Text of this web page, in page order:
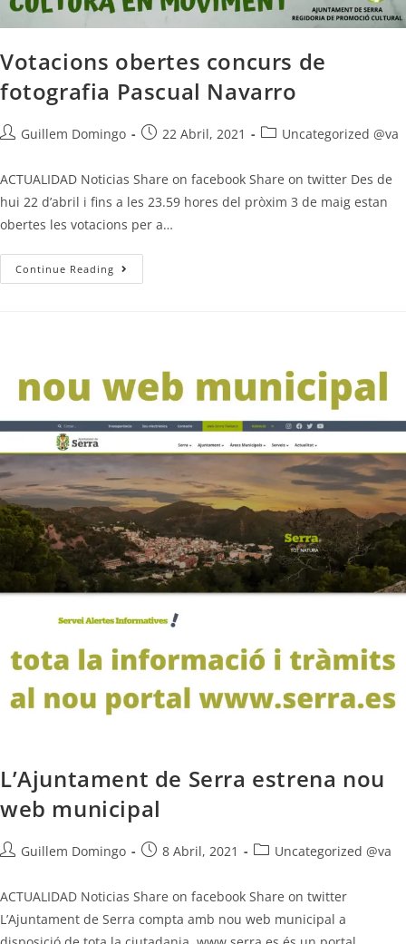
Votacions obertes concurs de
fotografia Pascual Navarro
Guillem Domingo 22 Abril, 2021 Uncategorized @va
ACTUALIDAD Noticias Share on facebook Share on twitter Des de
hui 22 d’abril i fins a les 23.59 hores del pròxim 3 de maig estan
obertes les votacions per a…
Continue Reading
L’Ajuntament de Serra estrena nou
web municipal
Guillem Domingo 8 Abril, 2021 Uncategorized @va
ACTUALIDAD Noticias Share on facebook Share on twitter
L’Ajuntament de Serra compta amb nou web municipal a